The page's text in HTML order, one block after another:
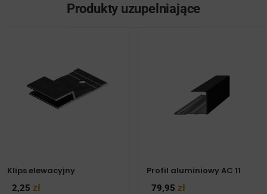
Produkty uzupelniające
Klips elewacyjny
2,25 zł
Profil aluminiowy AC 11
79,95 zł